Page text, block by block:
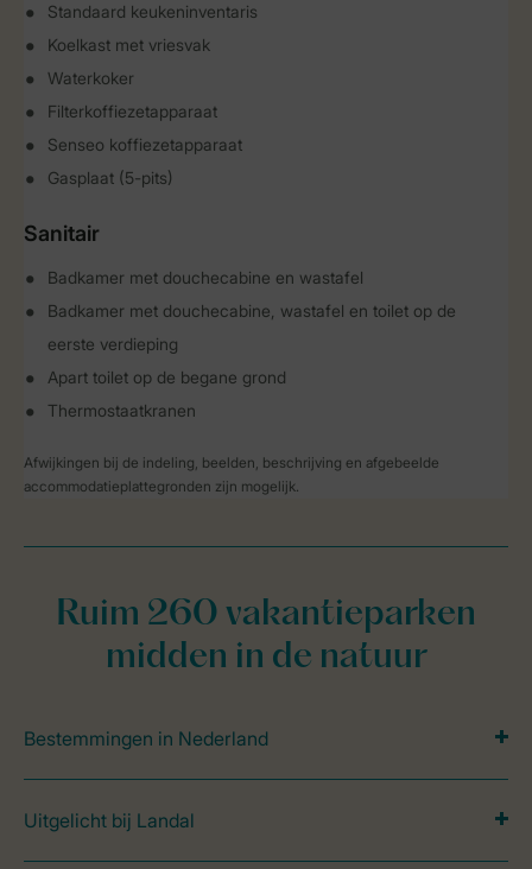
Standaard keukeninventaris
Koelkast met vriesvak
Waterkoker
Filterkoffiezetapparaat
Senseo koffiezetapparaat
Gasplaat (5-pits)
Sanitair
Badkamer met douchecabine en wastafel
Badkamer met douchecabine, wastafel en toilet op de
eerste verdieping
Apart toilet op de begane grond
Thermostaatkranen
Afwijkingen bij de indeling, beelden, beschrijving en afgebeelde
accommodatieplattegronden zijn mogelijk.
Ruim 260 vakantieparken
midden in de natuur
Bestemmingen in Nederland
Uitgelicht bij Landal